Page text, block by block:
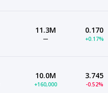
11.3M
—
0.170
+0.17%
10.0M
+160,000
3.745
-0.52%